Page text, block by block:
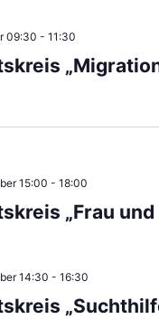
09:30 - 11:30
„Frau
15:00 - 18:00
14:30 - 16:30